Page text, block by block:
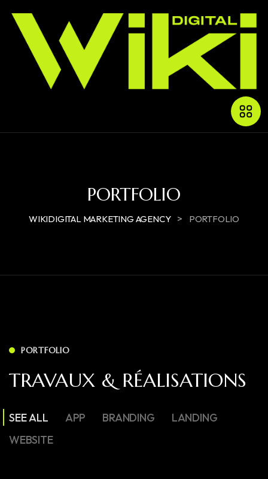
PORTFOLIO
WIKIDIGITAL MARKETING AGENCY > PORTFOLIO
PORTFOLIO
TRAVAUX & RÉALISATIONS
SEE ALL APP BRANDING
LANDING
WEBSITE